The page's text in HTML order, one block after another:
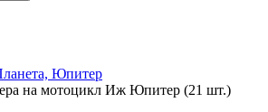
Юпитер
на мотоцикл Иж Юпитер (21 шт.)